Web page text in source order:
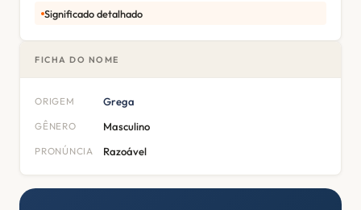
Significado detalhado
FICHA DO NOME
ORIGEM Grega
GÊNERO Masculino
PRONÚNCIA Razoável